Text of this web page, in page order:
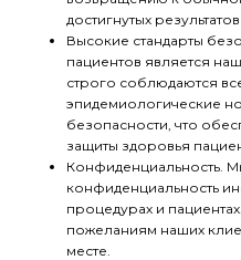
достигнутых
Высокие стандарты
пациентов является
строго соблюдаются
эпидемиологические
безопасности, что
защиты здоровья
Конфиденциальность.
конфиденциальность
процедурах и
пожеланиям наших
месте.